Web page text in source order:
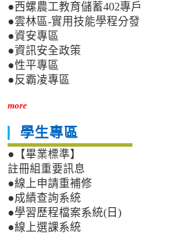
●西螺農工教育儲蓄402專戶
●雲林區-實用技能學程分發
●資安專區
●資訊安全政策
●性平專區
●反霸凌專區
more
學生專區
●【畢業標準】
註冊組重要訊息
●線上申請重補修
●成績查詢系統
●學習歷程檔案系統(日)
●線上選課系統